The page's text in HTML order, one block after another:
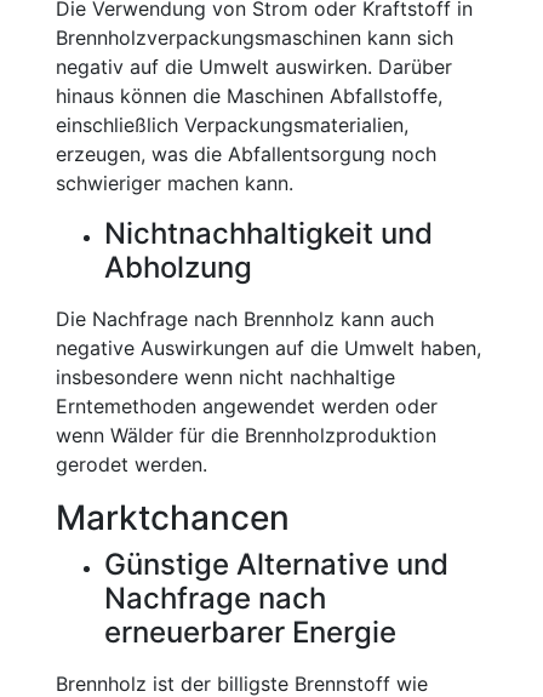
Die Verwendung von Strom oder Kraftstoff in
Brennholzverpackungsmaschinen kann sich
negativ auf die Umwelt auswirken. Darüber
hinaus können die Maschinen Abfallstoffe,
einschließlich Verpackungsmaterialien,
erzeugen, was die Abfallentsorgung noch
schwieriger machen kann.
Nichtnachhaltigkeit und
Abholzung
Die Nachfrage nach Brennholz kann auch
negative Auswirkungen auf die Umwelt haben,
insbesondere wenn nicht nachhaltige
Erntemethoden angewendet werden oder
wenn Wälder für die Brennholzproduktion
gerodet werden.
Marktchancen
Günstige Alternative und
Nachfrage nach
erneuerbarer Energie
Brennholz ist der billigste Brennstoff wie